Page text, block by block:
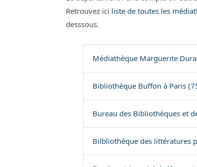
Retrouvez ici liste de toutes les
desssous.
Médiathèque Marguerite
Bibliothèque Buffon à Paris
Bureau des Bibliothèques et
Bilbliothèque des littératures